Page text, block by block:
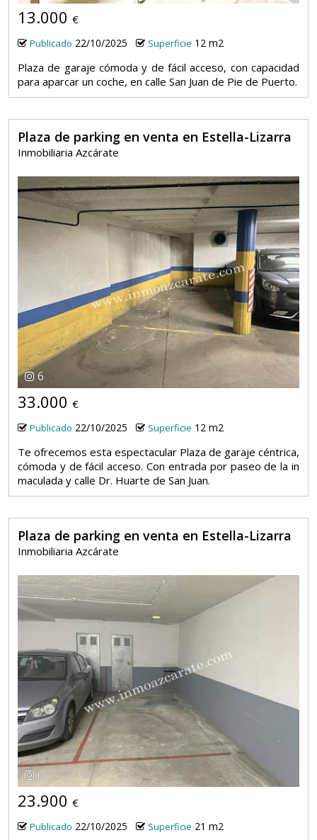
13.000 €
Publicado 22/10/2025 Superficie 12 m2
Plaza de garaje cómoda y de fácil acceso, con capacidad
para aparcar un coche, en calle San Juan de Pie de Puerto.
Plaza de parking en venta en Estella-Lizarra
Inmobiliaria Azcárate
6
33.000 €
Publicado 22/10/2025 Superficie 12 m2
Te ofrecemos esta espectacular Plaza de garaje céntrica,
cómoda y de fácil acceso. Con entrada por paseo de la in
maculada y calle Dr. Huarte de San Juan.
Plaza de parking en venta en Estella-Lizarra
Inmobiliaria Azcárate
6
23.900 €
Publicado 22/10/2025 Superficie 21 m2